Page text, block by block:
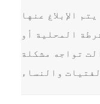
وأن معظمها لا يتم الإبلاغ عنها
المحلية أو
تواجه مشكلة